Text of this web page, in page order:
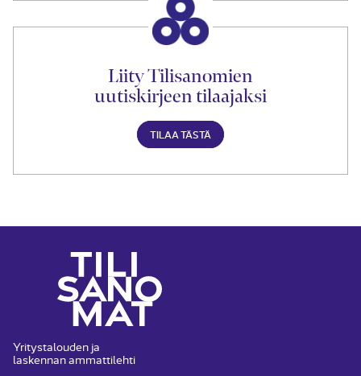
Liity Tilisanomien
uutiskirjeen tilaajaksi
TILAA TÄSTÄ
Yritystalouden ja
laskennan ammattilehti